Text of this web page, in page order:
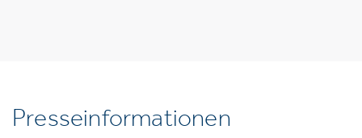
Presseinformationen